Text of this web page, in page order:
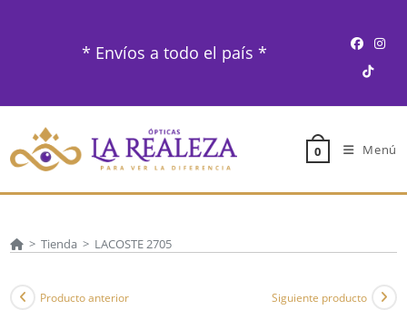
* Envíos a todo el país *
0 Menú
> Tienda > LACOSTE 2705
Producto anterior Siguiente producto